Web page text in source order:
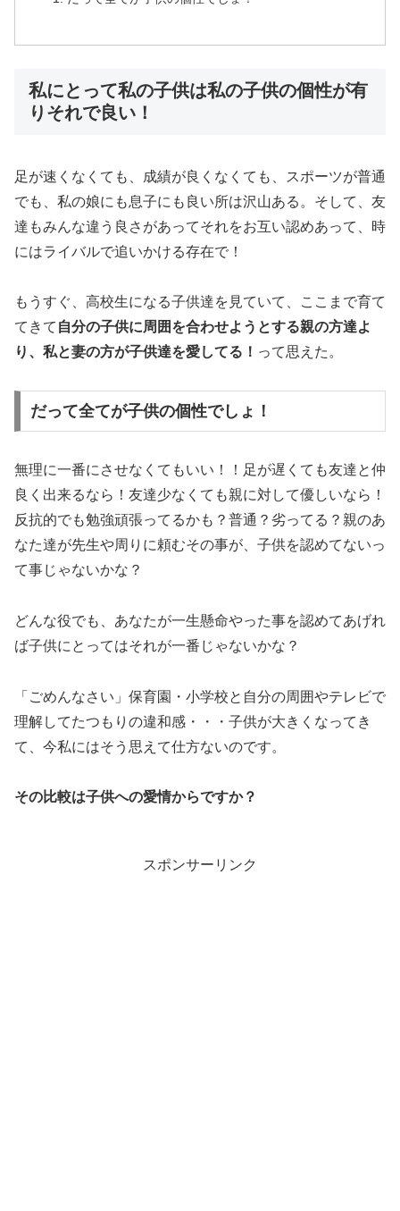
私にとって私の子供は私の子供の個性が有
りそれで良い！
足が速くなくても、成績が良くなくても、スポーツが普通
でも、私の娘にも息子にも良い所は沢山ある。そして、友
達もみんな違う良さがあってそれをお互い認めあって、時
にはライバルで追いかける存在で！
もうすぐ、高校生になる子供達を見ていて、ここまで育て
てきて 自分の子供に周囲を合わせようとする親の方達よ
り、私と妻の方が子供達を愛してる！ って思えた。
だって全てが子供の個性でしょ！
無理に一番にさせなくてもいい！！足が遅くても友達と仲
良く出来るなら！友達少なくても親に対して優しいなら！
反抗的でも勉強頑張ってるかも？普通？劣ってる？親のあ
なた達が先生や周りに頼むその事が、子供を認めてないっ
て事じゃないかな？
どんな役でも、あなたが一生懸命やった事を認めてあげれ
ば子供にとってはそれが一番じゃないかな？
「ごめんなさい」保育園・小学校と自分の周囲やテレビで
理解してたつもりの違和感・・・子供が大きくなってき
て、今私にはそう思えて仕方ないのです。
その比較は子供への愛情からですか？
スポンサーリンク